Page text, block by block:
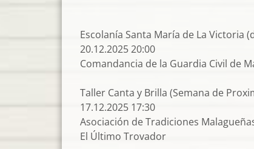
Escolanía Santa María de La Victoria
20.12.2025 20:00
Comandancia de la Guardia Civil de
Taller Canta y Brilla (Semana de
17.12.2025 17:30
Asociación de Tradiciones
El Último Trovador